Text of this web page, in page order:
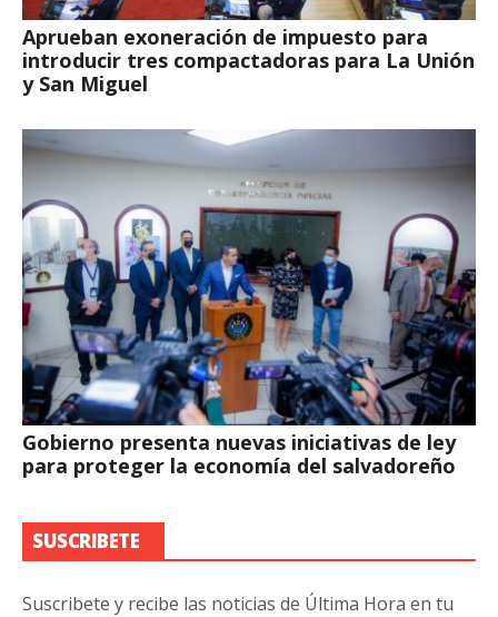
Aprueban exoneración de impuesto para
introducir tres compactadoras para La Unión
y San Miguel
Gobierno presenta nuevas iniciativas de ley
para proteger la economía del salvadoreño
SUSCRIBETE
Suscribete y recibe las noticias de Última Hora en tu